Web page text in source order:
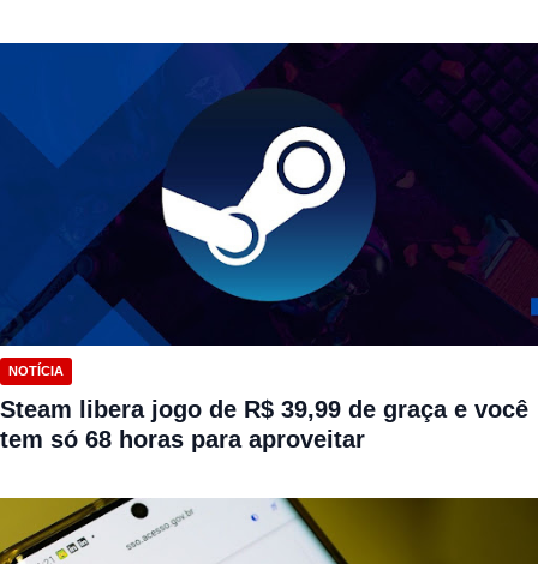
NOTÍCIA
Steam libera jogo de R$ 39,99 de graça e você
tem só 68 horas para aproveitar